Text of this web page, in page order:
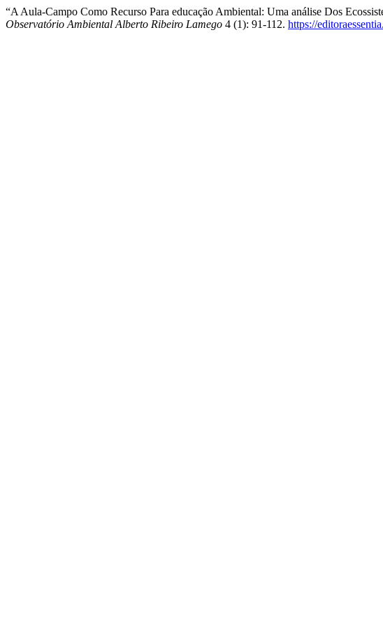
“A Aula-Campo Como Recurso Para educação Ambiental: Uma análise Dos
Observatório Ambiental Alberto Ribeiro Lamego 4 (1): 91-112. https://